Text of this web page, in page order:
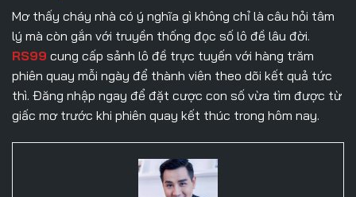
Mơ thấy cháy nhà có ý nghĩa gì không chỉ là câu hỏi tâm
lý mà còn gắn với truyền thống đọc số lô đề lâu đời.
RS99 cung cấp sảnh lô đề trực tuyến với hàng trăm
phiên quay mỗi ngày để thành viên theo dõi kết quả tức
thì. Đăng nhập ngay để đặt cược con số vừa tìm được từ
giấc mơ trước khi phiên quay kết thúc trong hôm nay.